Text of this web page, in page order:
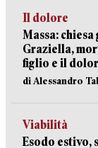
Il dolore
Massa:
Graziella,
figlio e il
di Alessandro
Viabilità
Esodo estivo,